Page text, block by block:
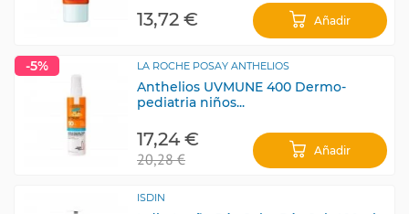
13,72 € Añadir
-5% LA ROCHE POSAY ANTHELIOS
Anthelios UVMUNE 400 Dermo-
pediatria niños...
17,24 €
20,28 € Añadir
ISDIN